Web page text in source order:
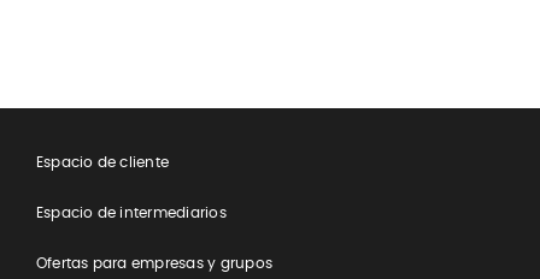
​Espacio de cliente
Espacio de intermediarios
Ofertas para empresas y grupos